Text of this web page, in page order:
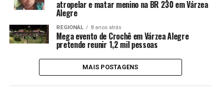
atropelar e matar menino na BR 230 em Várzea
Alegre
REGIONAL 8 anos atrás
Mega evento de Crochê em Várzea Alegre
pretende reunir 1,2 mil pessoas
MAIS POSTAGENS